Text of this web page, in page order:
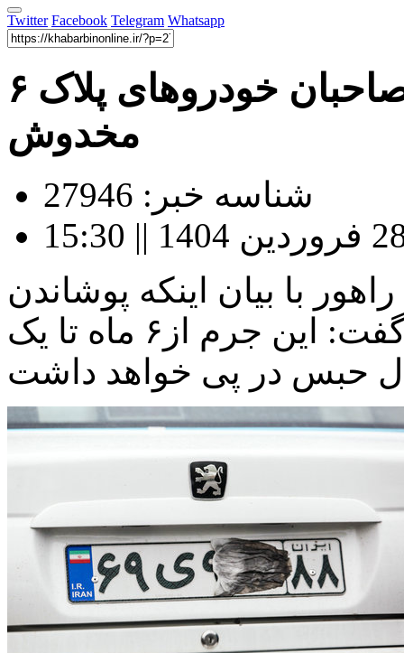
Twitter Facebook Telegram Whatsapp
۶ ماه تا یک سال حبس برای صاحبان خودروهای پلاک‌
مخدوش
شناسه خبر: 27946
با بیان اینکه پوشاندن
پلاک جرم محسوب می‌شود، گفت: این جرم از۶ ماه تا یک